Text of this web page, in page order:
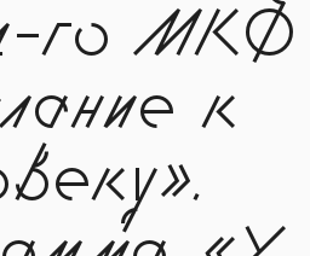
го МКФ
к